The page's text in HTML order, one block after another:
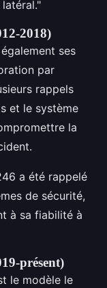
2018)
ses
par
rappels
et le système
la
a été rappelé
de sécurité,
à sa fiabilité à
présent)
le modèle le